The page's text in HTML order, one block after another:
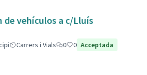
de vehículos a c/Lluís
Carrers i Vials 0 0 Acceptada